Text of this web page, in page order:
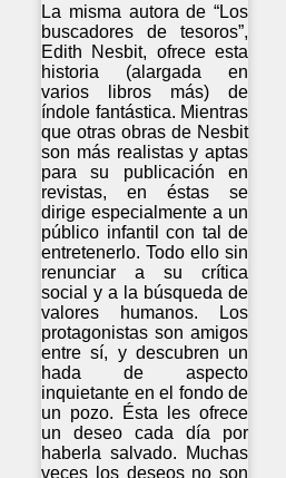
La misma autora de “Los
buscadores de tesoros”,
Edith Nesbit, ofrece esta
historia (alargada en
varios libros más) de
índole fantástica. Mientras
que otras obras de Nesbit
son más realistas y aptas
para su publicación en
revistas, en éstas se
dirige especialmente a un
público infantil con tal de
entretenerlo. Todo ello sin
renunciar a su crítica
social y a la búsqueda de
valores humanos. Los
protagonistas son amigos
entre sí, y descubren un
hada de aspecto
inquietante en el fondo de
un pozo. Ésta les ofrece
un deseo cada día por
haberla salvado. Muchas
veces los deseos no son